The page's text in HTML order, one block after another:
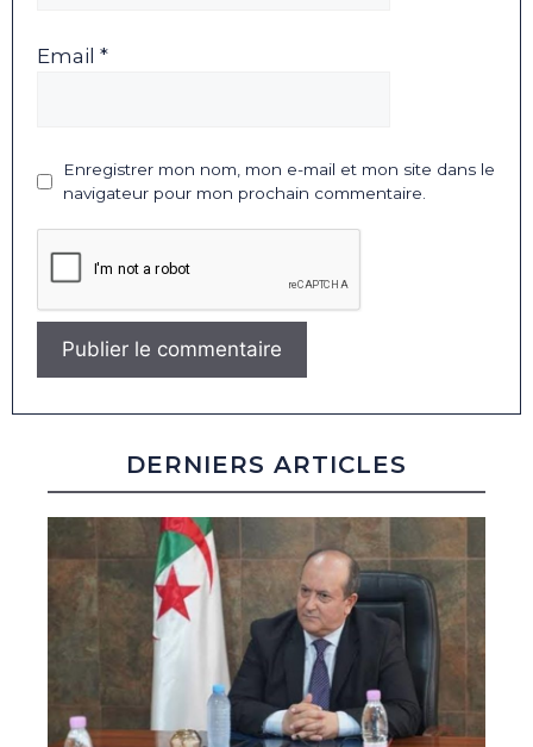
Email *
Enregistrer mon nom, mon e-mail et mon site dans le
navigateur pour mon prochain commentaire.
DERNIERS ARTICLES